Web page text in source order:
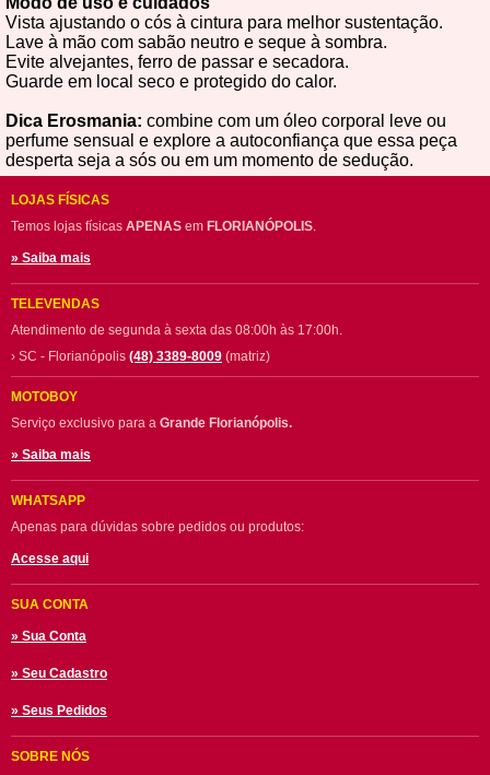
Vista ajustando o cós à cintura para melhor sustentação.
Lave à mão com sabão neutro e seque à sombra.
Evite alvejantes, ferro de passar e secadora.
Guarde em local seco e protegido do calor.
Dica Erosmania: combine com um óleo corporal leve ou
perfume sensual e explore a autoconfiança que essa peça
desperta seja a sós ou em um momento de sedução.
LOJAS FÍSICAS
Temos lojas físicas APENAS em FLORIANÓPOLIS.
» Saiba mais
TELEVENDAS
Atendimento de segunda à sexta das 08:00h às 17:00h.
› SC - Florianópolis (48) 3389-8009 (matriz)
MOTOBOY
Serviço exclusivo para a Grande Florianópolis.
» Saiba mais
WHATSAPP
Apenas para dúvidas sobre pedidos ou produtos:
Acesse aqui
SUA CONTA
» Sua Conta
» Seu Cadastro
» Seus Pedidos
SOBRE NÓS